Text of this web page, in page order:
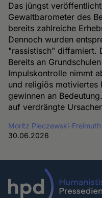
Das jüngst
Gewaltbarometer des
bereits zahlreiche
Dennoch wurden
"rassistisch" diffamiert.
Bereits an
Impulskontrolle nimmt
und religiös motiviertes
gewinnen an
auf verdrängte
Moritz Pieczewski-Freimuth
30.06.2026